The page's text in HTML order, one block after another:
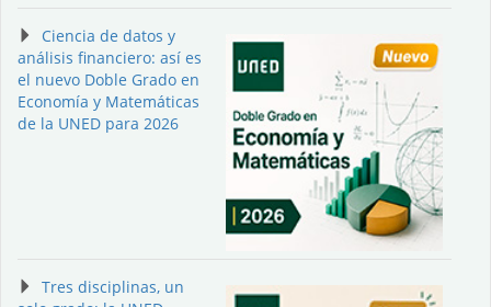
Ciencia de datos y
análisis financiero: así es
el nuevo Doble Grado en
Economía y Matemáticas
de la UNED para 2026
Tres disciplinas, un